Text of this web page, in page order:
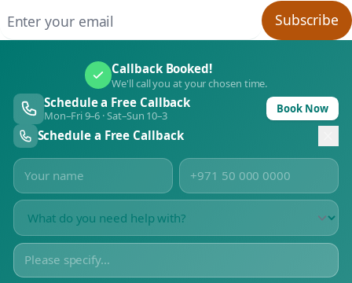
Subscribe
Callback Booked!
We'll call you at your chosen time.
Schedule a Free Callback
Mon–Fri 9–6 · Sat–Sun 10–3 Book Now
Schedule a Free Callback